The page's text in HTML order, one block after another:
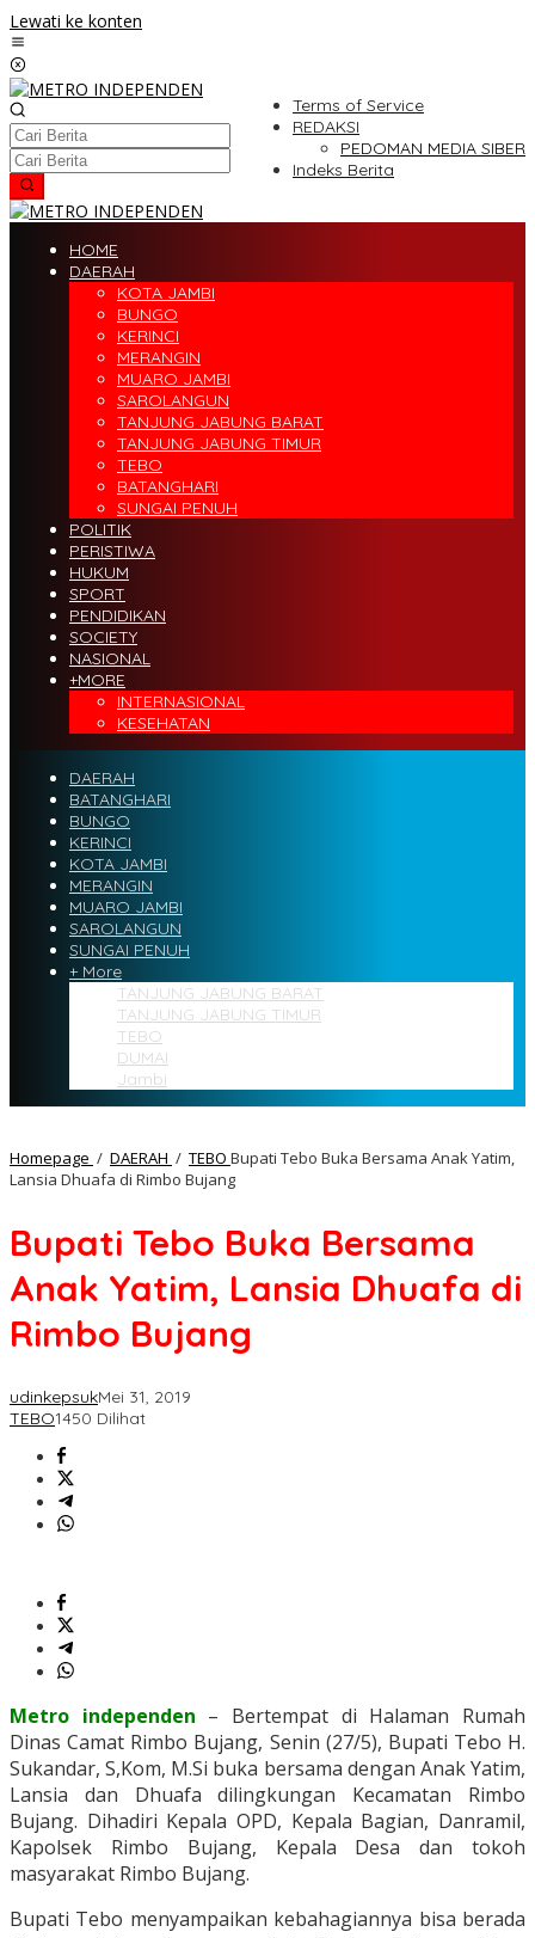
Lewati ke konten
Terms of Service
REDAKSI
PEDOMAN MEDIA SIBER
Indeks Berita
HOME
DAERAH
KOTA JAMBI
BUNGO
KERINCI
MERANGIN
MUARO JAMBI
SAROLANGUN
TANJUNG JABUNG BARAT
TANJUNG JABUNG TIMUR
TEBO
BATANGHARI
SUNGAI PENUH
POLITIK
PERISTIWA
HUKUM
SPORT
PENDIDIKAN
SOCIETY
NASIONAL
+MORE
INTERNASIONAL
KESEHATAN
DAERAH
BATANGHARI
BUNGO
KERINCI
KOTA JAMBI
MERANGIN
MUARO JAMBI
SAROLANGUN
SUNGAI PENUH
+ More
TANJUNG JABUNG BARAT
TANJUNG JABUNG TIMUR
TEBO
DUMAI
Jambi
Homepage / DAERAH / TEBO Bupati Tebo Buka Bersama Anak Yatim,
Lansia Dhuafa di Rimbo Bujang
Bupati Tebo Buka Bersama
Anak Yatim, Lansia Dhuafa di
Rimbo Bujang
udinkepsukMei 31, 2019
TEBO1450 Dilihat
Metro independen – Bertempat di Halaman Rumah
Dinas Camat Rimbo Bujang, Senin (27/5), Bupati Tebo H.
Sukandar, S,Kom, M.Si buka bersama dengan Anak Yatim,
Lansia dan Dhuafa dilingkungan Kecamatan Rimbo
Bujang. Dihadiri Kepala OPD, Kepala Bagian, Danramil,
Kapolsek Rimbo Bujang, Kepala Desa dan tokoh
masyarakat Rimbo Bujang.
Bupati Tebo menyampaikan kebahagiannya bisa berada